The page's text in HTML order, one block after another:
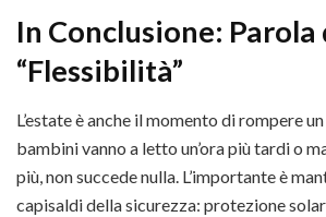
In Conclusione: Parola
“Flessibilità”
L’estate è anche il momento di rompere un
bambini vanno a letto un’ora più tardi o
più, non succede nulla. L’importante è
capisaldi della sicurezza: protezione